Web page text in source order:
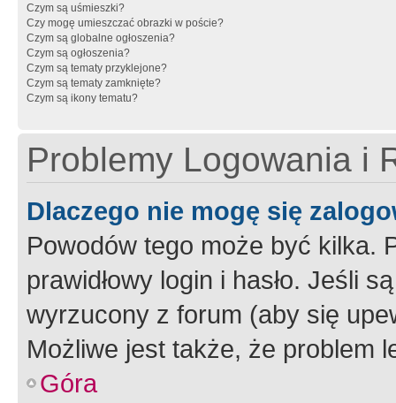
Czym są uśmieszki?
Czy mogę umieszczać obrazki w poście?
Czym są globalne ogłoszenia?
Czym są ogłoszenia?
Czym są tematy przyklejone?
Czym są tematy zamknięte?
Czym są ikony tematu?
Problemy Logowania i
Dlaczego nie mogę się
Powodów tego może być kilka.
prawidłowy login i hasło. Jeśli
wyrzucony z forum (aby się
Możliwe jest także, że problem
Góra